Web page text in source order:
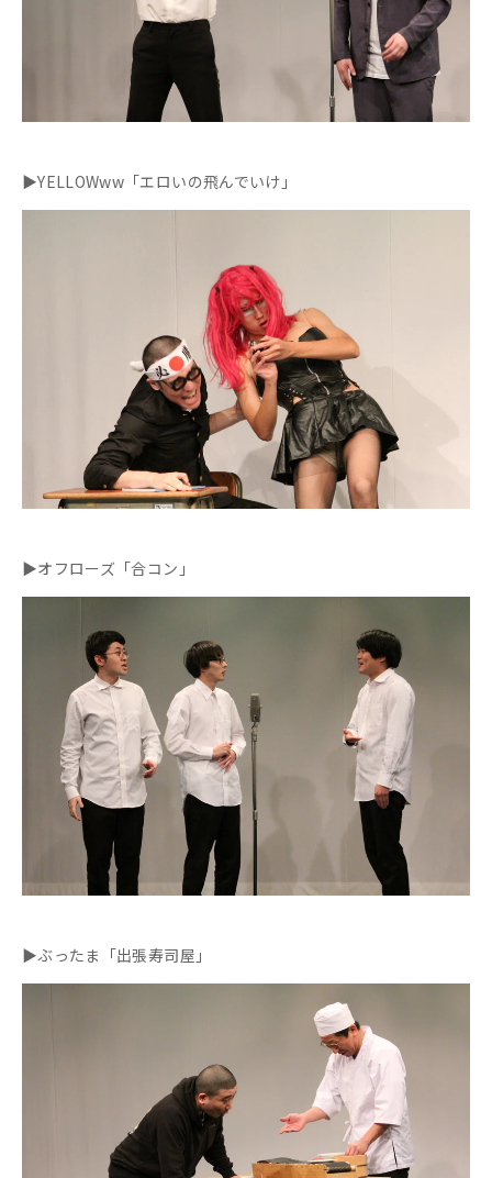
▶YELLOWww「エロいの飛んでいけ」
▶オフローズ「合コン」
▶ぶったま「出張寿司屋」